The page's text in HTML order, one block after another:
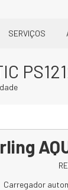
SERVIÇOS
Carregador